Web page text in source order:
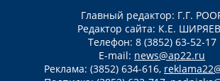
Главный редактор: Г.Г.
Редактор сайта: К.Е.
Телефон: 8 (3852) 63-52-17
E-mail: news@ap22.ru
Реклама: (3852) 634-616,